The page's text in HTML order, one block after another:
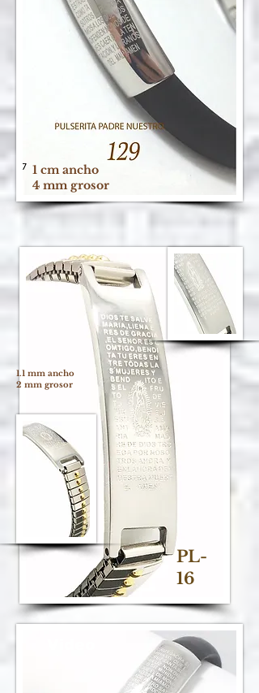
1 cm ancho
4 mm grosor
1.1 mm ancho
2 mm grosor
PL-
16